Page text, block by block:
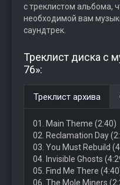
с треклистом альбома,
необходимой вам
саундтрек.
Треклист диска с
76»:
Треклист архива
01. Main Theme (2:40)
02. Reclamation Day
03. You Must Rebuild
04. Invisible Ghosts
05. Find Me There
06. The Mole Miners